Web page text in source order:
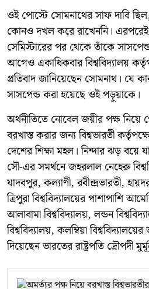
ওই পোস্টে সোমনাথের সাফ দাবি
কোনও দখল করে রাখেননি।
সেমিস্টারের পর থেকে তাঁকে
আগেও একাধিকবার বিশ্ববিদ্যালয়
প্রতিবাদ জানিয়েছেন সোমনাথ। যে
সাসপেন্ড করা হয়েছে ওই পড়ুয়াকে।
অর্থনীতিতে নোবেল জয়ীর পক্ষ নিয়ে
বরখাস্ত করার জন্য বিশ্বভারতী
দেশের শিক্ষা মহল। নিন্দার ঝড় বয়ে
সৌ-এর সমর্থনে জহরলাল নেহেরু
যাদবপুর, কল্যাণী, রবীন্দ্রভারতী,
ত্রিপুরা বিশ্ববিদ্যালয়ের পাশাপাশি
আলাবামা বিশ্ববিদ্যালয়, লন্ডন
বিশ্ববিদ্যালয়, কলম্বিয়া
দিয়েছেন ভারতের রাষ্ট্রপতি দ্রৌপদী